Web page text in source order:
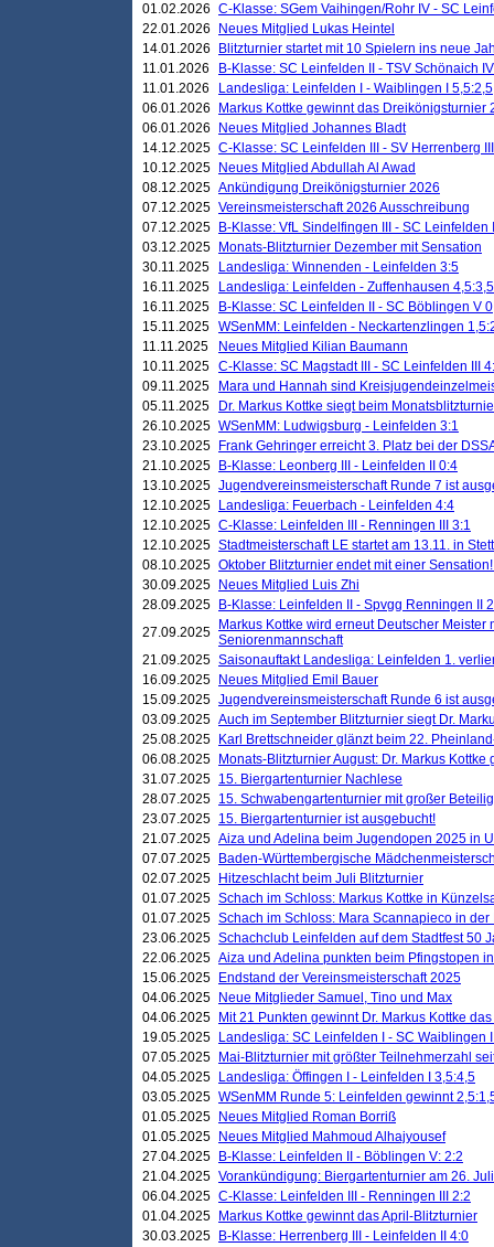
01.02.2026 C-Klasse: SGem Vaihingen/Rohr IV - SC
22.01.2026
Neues Mitglied Lukas Heintel
14.01.2026
Blitzturnier startet mit 10 Spielern ins neue
11.01.2026
B-Klasse: SC Leinfelden II - TSV Schönaich
11.01.2026
Landesliga: Leinfelden I - Waiblingen I 5,5:2,5
06.01.2026
Markus Kottke gewinnt das Dreikönigsturnier
06.01.2026
Neues Mitglied Johannes Bladt
14.12.2025 C-Klasse: SC Leinfelden III - SV Herrenberg
10.12.2025
Neues Mitglied Abdullah Al Awad
08.12.2025 Ankündigung Dreikönigsturnier 2026
07.12.2025 Vereinsmeisterschaft 2026 Ausschreibung
07.12.2025
B-Klasse: VfL Sindelfingen III - SC Leinfelden
03.12.2025
Monats-Blitzturnier Dezember mit Sensation
30.11.2025
Landesliga: Winnenden - Leinfelden 3:5
16.11.2025
Landesliga: Leinfelden - Zuffenhausen 4,5:3,5
16.11.2025
B-Klasse: SC Leinfelden II - SC Böblingen V
15.11.2025 WSenMM: Leinfelden - Neckartenzlingen
11.11.2025
Neues Mitglied Kilian Baumann
10.11.2025 C-Klasse: SC Magstadt III - SC Leinfelden III
09.11.2025
Mara und Hannah sind
05.11.2025
Dr. Markus Kottke siegt beim
26.10.2025 WSenMM: Ludwigsburg - Leinfelden 3:1
23.10.2025
Frank Gehringer erreicht 3. Platz bei der
21.10.2025
B-Klasse: Leonberg III - Leinfelden II 0:4
13.10.2025 Jugendvereinsmeisterschaft Runde 7 ist
12.10.2025
Landesliga: Feuerbach - Leinfelden 4:4
12.10.2025 C-Klasse: Leinfelden III - Renningen III 3:1
12.10.2025 Stadtmeisterschaft LE startet am 13.11. in
08.10.2025 Oktober Blitzturnier endet mit einer
30.09.2025
Neues Mitglied Luis Zhi
28.09.2025
B-Klasse: Leinfelden II - Spvgg Renningen II
27.09.2025
Markus Kottke wird erneut Deutscher Meister
Seniorenmannschaft
21.09.2025 Saisonauftakt Landesliga: Leinfelden 1.
16.09.2025
Neues Mitglied Emil Bauer
15.09.2025 Jugendvereinsmeisterschaft Runde 6 ist
03.09.2025 Auch im September Blitzturnier siegt Dr.
25.08.2025
Karl Brettschneider glänzt beim 22.
06.08.2025
Monats-Blitzturnier August: Dr. Markus Kottke
31.07.2025 15. Biergartenturnier Nachlese
28.07.2025 15. Schwabengartenturnier mit großer
23.07.2025 15. Biergartenturnier ist ausgebucht!
21.07.2025 Aiza und Adelina beim Jugendopen 2025 in
07.07.2025
Baden-Württembergische
02.07.2025
Hitzeschlacht beim Juli Blitzturnier
01.07.2025 Schach im Schloss: Markus Kottke in
01.07.2025 Schach im Schloss: Mara Scannapieco in der
23.06.2025 Schachclub Leinfelden auf dem Stadtfest 50
22.06.2025 Aiza und Adelina punkten beim Pfingstopen
15.06.2025
Endstand der Vereinsmeisterschaft 2025
04.06.2025
Neue Mitglieder Samuel, Tino und Max
04.06.2025
Mit 21 Punkten gewinnt Dr. Markus Kottke
19.05.2025
Landesliga: SC Leinfelden I - SC Waiblingen
07.05.2025
Mai-Blitzturnier mit größter Teilnehmerzahl
04.05.2025
Landesliga: Öffingen I - Leinfelden I 3,5:4,5
03.05.2025 WSenMM Runde 5: Leinfelden gewinnt
01.05.2025
Neues Mitglied Roman Borriß
01.05.2025
Neues Mitglied Mahmoud Alhajyousef
27.04.2025
B-Klasse: Leinfelden II - Böblingen V: 2:2
21.04.2025 Vorankündigung: Biergartenturnier am 26. Juli
06.04.2025 C-Klasse: Leinfelden III - Renningen III 2:2
01.04.2025
Markus Kottke gewinnt das April-Blitzturnier
30.03.2025
B-Klasse: Herrenberg III - Leinfelden II 4:0